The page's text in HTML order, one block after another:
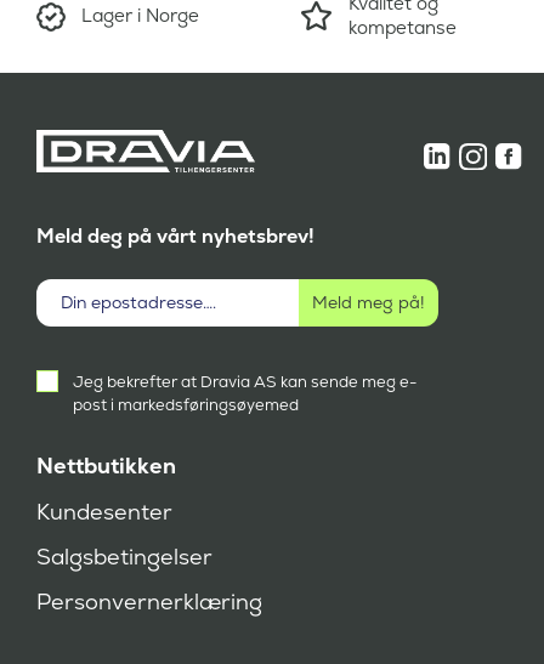
Lager i Norge
kompetanse
Nettbutikken
Kundesenter
Salgsbetingelser
Personvernerklæring
Meld deg på vårt nyhetsbrev!
samtykke
k
e
d
Jeg bekrefter at Dravia AS kan sende meg e-
post i markedsføringsøyemed